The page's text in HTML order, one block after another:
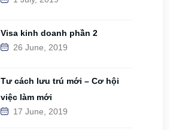
Visa kinh doanh phần 2
26 June, 2019
Tư cách lưu trú mới – Cơ hội
việc làm mới
17 June, 2019